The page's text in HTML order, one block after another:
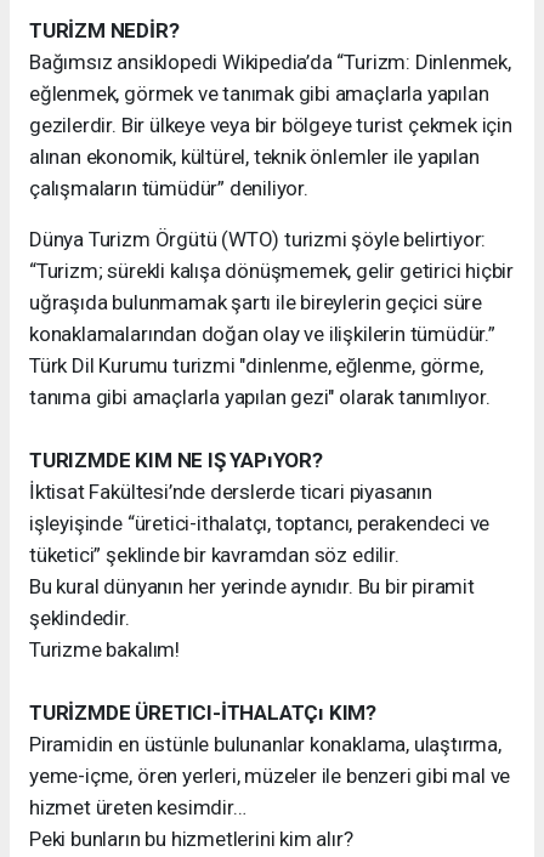
TURİZM NEDİR?
Bağımsız ansiklopedi Wikipedia’da “Turizm: Dinlenmek,
eğlenmek, görmek ve tanımak gibi amaçlarla yapılan
gezilerdir. Bir ülkeye veya bir bölgeye turist çekmek için
alınan ekonomik, kültürel, teknik önlemler ile yapılan
çalışmaların tümüdür” deniliyor.
Dünya Turizm Örgütü (WTO) turizmi şöyle belirtiyor:
“Turizm; sürekli kalışa dönüşmemek, gelir getirici hiçbir
uğraşıda bulunmamak şartı ile bireylerin geçici süre
konaklamalarından doğan olay ve ilişkilerin tümüdür.”
Türk Dil Kurumu turizmi "dinlenme, eğlenme, görme,
tanıma gibi amaçlarla yapılan gezi" olarak tanımlıyor.
TURIZMDE KIM NE IŞ YAPıYOR?
İktisat Fakültesi’nde derslerde ticari piyasanın
işleyişinde “üretici-ithalatçı, toptancı, perakendeci ve
tüketici” şeklinde bir kavramdan söz edilir.
Bu kural dünyanın her yerinde aynıdır. Bu bir piramit
şeklindedir.
Turizme bakalım!
TURİZMDE ÜRETICI-İTHALATÇı KIM?
Piramidin en üstünle bulunanlar konaklama, ulaştırma,
yeme-içme, ören yerleri, müzeler ile benzeri gibi mal ve
hizmet üreten kesimdir…
Peki bunların bu hizmetlerini kim alır?